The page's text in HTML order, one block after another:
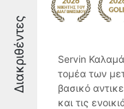
Διακριθέντες
Servin
τομέα των
βασικό
και τις